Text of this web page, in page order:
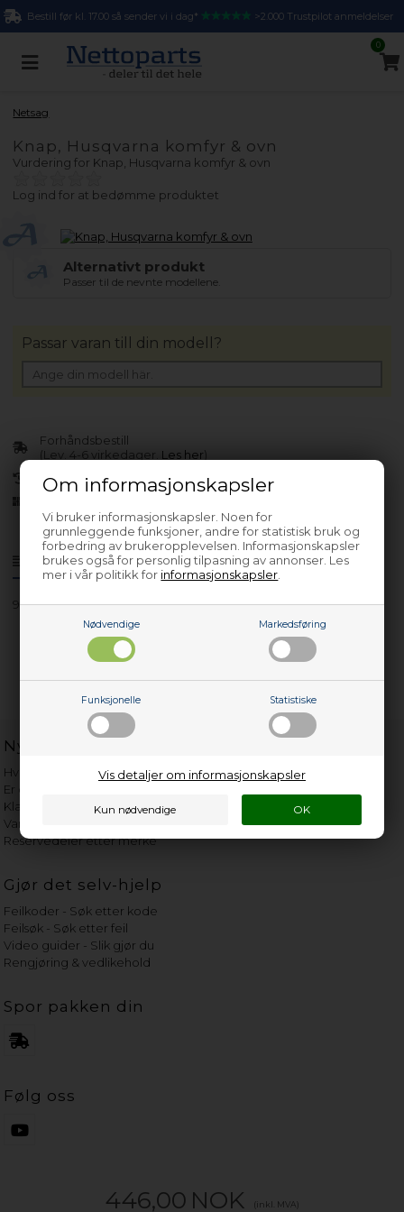
Om informasjonskapsler
Vi bruker informasjonskapsler. Noen for
grunnleggende funksjoner, andre for statistisk bruk og
forbedring av brukeropplevelsen. Informasjonskapsler
brukes også for personlig tilpasning av annonser. Les
mer i vår politikk for informasjonskapsler
Nødvendige Markedsføring
Funksjonelle Statistiske
Vis detaljer om informasjonskapsler
Bestill før kl. 17.00 så sender vi i dag* >2.000 Trustpilot anmeldelser
0
Netsag
Knap, Husqvarna komfyr & ovn
Vurdering for Knap, Husqvarna komfyr & ovn
Log ind for at bedømme produktet
Alternativt produkt
Passer til de nevnte modellene.
Produktinfo Spørsmål om varen?
944182003
446,00 NOK (inkl. MVA)
Forhåndsbestill
(Lev. 4-6 virkedager. Les her)
30 dagers returrett
Passar varan till din modell?
Nyttige lenker
Hvor gammelt er apparatet mitt?
Er det verdt å reparere?
Klage på bassengrobot
Vannets hardhetsgrad
Reservedeler etter merke
Gjør det selv-hjelp
Feilkoder - Søk etter kode
Feilsøk - Søk etter feil
Video guider - Slik gjør du
Rengjøring & vedlikehold
Spor pakken din
Følg oss